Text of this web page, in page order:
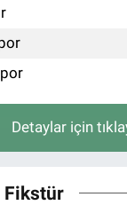
Detaylar için
Fikstür